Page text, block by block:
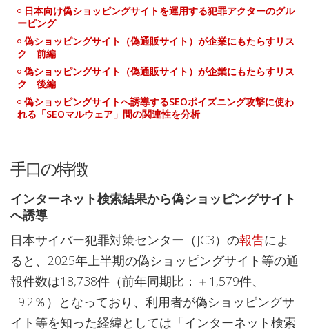
日本向け偽ショッピングサイトを運用する犯罪アクターのグル
ーピング
偽ショッピングサイト（偽通販サイト）が企業にもたらすリス
ク 前編
偽ショッピングサイト（偽通販サイト）が企業にもたらすリス
ク 後編
偽ショッピングサイトへ誘導するSEOポイズニング攻撃に使わ
れる「SEOマルウェア」間の関連性を分析
手口の特徴
インターネット検索結果から偽ショッピングサイト
へ誘導
日本サイバー犯罪対策センター（JC3）の報告によ
ると、2025年上半期の偽ショッピングサイト等の通
報件数は18,738件（前年同期比：＋1,579件、
+9.2％）となっており、利用者が偽ショッピングサ
イト等を知った経緯としては「インターネット検索